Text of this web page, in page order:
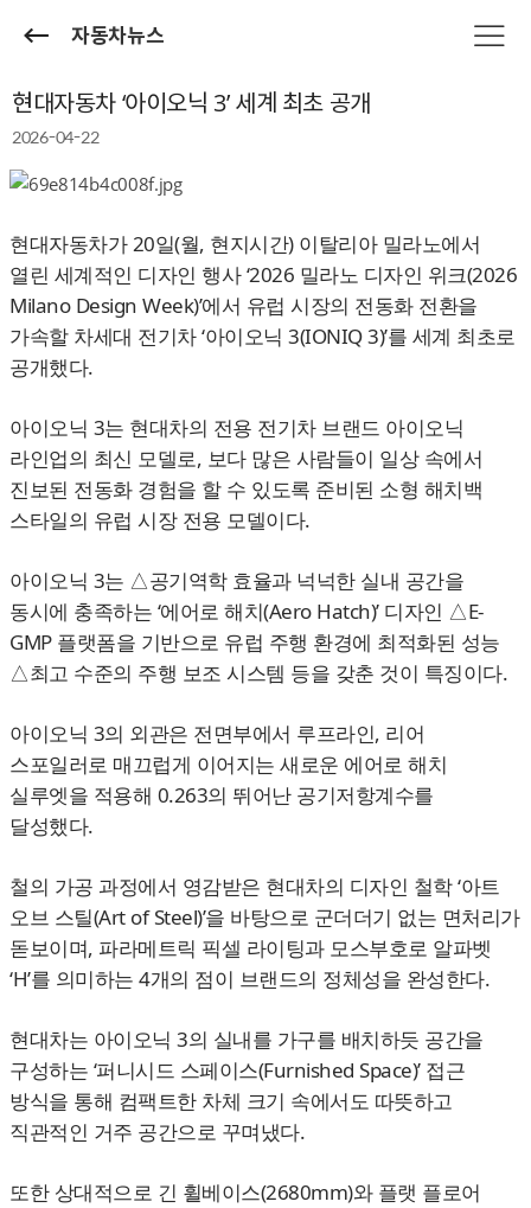
자동차뉴스
현대자동차 ‘아이오닉 3’ 세계 최초 공개
2026-04-22
현대자동차가 20일(월, 현지시간) 이탈리아 밀라노에서
열린 세계적인 디자인 행사 ‘2026 밀라노 디자인 위크(2026
Milano Design Week)’에서 유럽 시장의 전동화 전환을
가속할 차세대 전기차 ‘아이오닉 3(IONIQ 3)’를 세계 최초로
공개했다.
아이오닉 3는 현대차의 전용 전기차 브랜드 아이오닉
라인업의 최신 모델로, 보다 많은 사람들이 일상 속에서
진보된 전동화 경험을 할 수 있도록 준비된 소형 해치백
스타일의 유럽 시장 전용 모델이다.
아이오닉 3는 △공기역학 효율과 넉넉한 실내 공간을
동시에 충족하는 ‘에어로 해치(Aero Hatch)’ 디자인 △E-
GMP 플랫폼을 기반으로 유럽 주행 환경에 최적화된 성능
△최고 수준의 주행 보조 시스템 등을 갖춘 것이 특징이다.
아이오닉 3의 외관은 전면부에서 루프라인, 리어
스포일러로 매끄럽게 이어지는 새로운 에어로 해치
실루엣을 적용해 0.263의 뛰어난 공기저항계수를
달성했다.
철의 가공 과정에서 영감받은 현대차의 디자인 철학 ‘아트
오브 스틸(Art of Steel)’을 바탕으로 군더더기 없는 면처리가
돋보이며, 파라메트릭 픽셀 라이팅과 모스부호로 알파벳
‘H’를 의미하는 4개의 점이 브랜드의 정체성을 완성한다.
현대차는 아이오닉 3의 실내를 가구를 배치하듯 공간을
구성하는 ‘퍼니시드 스페이스(Furnished Space)’ 접근
방식을 통해 컴팩트한 차체 크기 속에서도 따뜻하고
직관적인 거주 공간으로 꾸며냈다.
또한 상대적으로 긴 휠베이스(2680mm)와 플랫 플로어